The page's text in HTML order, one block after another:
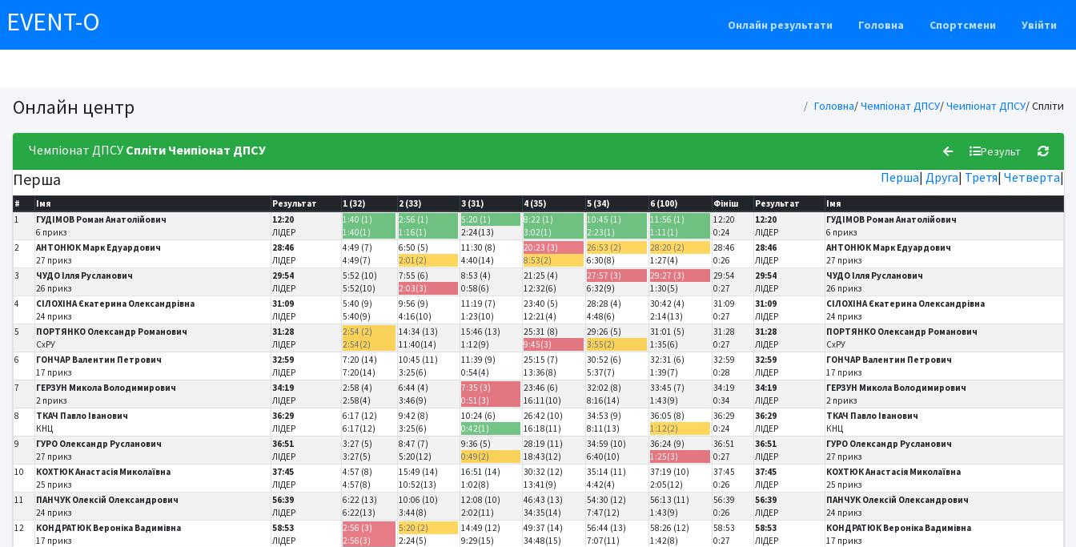
EVENT-O Онлайн результати Головна Спортсмени Увійти
Онлайн центр Головна/Чемпіонат ДПСУ/Чеипіонат ДПСУ/ Спліти
Чемпіонат ДПСУ Спліти Чеипіонат ДПСУ Результ
Перша Перша| Друга| Третя| Четверта|
# Імя Результат 1 (32) 2 (33) 3 (31) 4 (35) 5 (34) 6 (100) Фініш Результат
Імя
1
ГУДІМОВ Роман Анатолійович
6 прикз
12:20
ЛІДЕР
1:40 (1)
1:40(1)
2:56 (1)
1:16(1)
5:20 (1)
2:24(13)
8:22 (1)
3:02(1)
10:45 (1)
2:23(1)
11:56 (1)
1:11(1)
12:20
0:24
12:20
ЛІДЕР
ГУДІМОВ Роман Анатолійович
6 прикз
2
АНТОНЮК Марк Едуардович
27 прикз
28:46
ЛІДЕР
4:49 (7)
4:49(7)
6:50 (5)
2:01(2)
11:30 (8)
4:40(14)
20:23 (3)
8:53(2)
26:53 (2)
6:30(8)
28:20 (2)
1:27(4)
28:46
0:26
28:46
ЛІДЕР
АНТОНЮК Марк Едуардович
27 прикз
3
ЧУДО Ілля Русланович
26 прикз
29:54
ЛІДЕР
5:52 (10)
5:52(10)
7:55 (6)
2:03(3)
8:53 (4)
0:58(6)
21:25 (4)
12:32(6)
27:57 (3)
6:32(9)
29:27 (3)
1:30(5)
29:54
0:27
29:54
ЛІДЕР
ЧУДО Ілля Русланович
26 прикз
4
СІЛОХІНА Єкатерина Олександрівна
24 прикз
31:09
ЛІДЕР
5:40 (9)
5:40(9)
9:56 (9)
4:16(10)
11:19 (7)
1:23(10)
23:40 (5)
12:21(4)
28:28 (4)
4:48(6)
30:42 (4)
2:14(13)
31:09
0:27
31:09
ЛІДЕР
СІЛОХІНА Єкатерина Олександрівна
24 прикз
5
ПОРТЯНКО Олександр Романович
СхРУ
31:28
ЛІДЕР
2:54 (2)
2:54(2)
14:34 (13)
11:40(14)
15:46 (13)
1:12(9)
25:31 (8)
9:45(3)
29:26 (5)
3:55(2)
31:01 (5)
1:35(6)
31:28
0:27
31:28
ЛІДЕР
ПОРТЯНКО Олександр Романович
СхРУ
6
ГОНЧАР Валентин Петрович
17 прикз
32:59
ЛІДЕР
7:20 (14)
7:20(14)
10:45 (11)
3:25(6)
11:39 (9)
0:54(4)
25:15 (7)
13:36(8)
30:52 (6)
5:37(7)
32:31 (6)
1:39(7)
32:59
0:28
32:59
ЛІДЕР
ГОНЧАР Валентин Петрович
17 прикз
7
ГЕРЗУН Микола Володимирович
2 прикз
34:19
ЛІДЕР
2:58 (4)
2:58(4)
6:44 (4)
3:46(9)
7:35 (3)
0:51(3)
23:46 (6)
16:11(10)
32:02 (8)
8:16(14)
33:45 (7)
1:43(9)
34:19
0:34
34:19
ЛІДЕР
ГЕРЗУН Микола Володимирович
2 прикз
8
ТКАЧ Павло Іванович
КНЦ
36:29
ЛІДЕР
6:17 (12)
6:17(12)
9:42 (8)
3:25(6)
10:24 (6)
0:42(1)
26:42 (10)
16:18(11)
34:53 (9)
8:11(13)
36:05 (8)
1:12(2)
36:29
0:24
36:29
ЛІДЕР
ТКАЧ Павло Іванович
КНЦ
9
ГУРО Олександр Русланович
27 прикз
36:51
ЛІДЕР
3:27 (5)
3:27(5)
8:47 (7)
5:20(12)
9:36 (5)
0:49(2)
28:19 (11)
18:43(12)
34:59 (10)
6:40(10)
36:24 (9)
1:25(3)
36:51
0:27
36:51
ЛІДЕР
ГУРО Олександр Русланович
27 прикз
10
КОХТЮК Анастасія Миколаївна
25 прикз
37:45
ЛІДЕР
4:57 (8)
4:57(8)
15:49 (14)
10:52(13)
16:51 (14)
1:02(8)
30:32 (12)
13:41(9)
35:14 (11)
4:42(4)
37:19 (10)
2:05(12)
37:45
0:26
37:45
ЛІДЕР
КОХТЮК Анастасія Миколаївна
25 прикз
11
ПАНЧУК Олексій Олександрович
24 прикз
56:39
ЛІДЕР
6:22 (13)
6:22(13)
10:06 (10)
3:44(8)
12:08 (10)
2:02(11)
46:43 (13)
34:35(14)
54:30 (12)
7:47(12)
56:13 (11)
1:43(9)
56:39
0:26
56:39
ЛІДЕР
ПАНЧУК Олексій Олександрович
24 прикз
12
КОНДРАТЮК Вероніка Вадимівна
17 прикз
58:53
ЛІДЕР
2:56 (3)
2:56(3)
5:20 (2)
2:24(5)
14:49 (12)
9:29(15)
49:37 (14)
34:48(15)
56:44 (13)
7:07(11)
58:26 (12)
1:42(8)
58:53
0:27
58:53
ЛІДЕР
КОНДРАТЮК Вероніка Вадимівна
17 прикз